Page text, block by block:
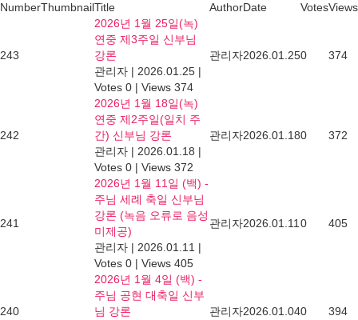
NumberThumbnailTitle AuthorDate VotesViews
243
2026년 1월 25일(녹)
연중 제3주일 신부님
강론
관리자 | 2026.01.25 |
Votes 0 | Views 374
관리자2026.01.250 374
242
2026년 1월 18일(녹)
연중 제2주일(일치 주
간) 신부님 강론
관리자 | 2026.01.18 |
Votes 0 | Views 372
관리자2026.01.180 372
241
2026년 1월 11일 (백) -
주님 세례 축일 신부님
강론 (녹음 오류로 음성
미제공)
관리자 | 2026.01.11 |
Votes 0 | Views 405
관리자2026.01.11 0 405
240
2026년 1월 4일 (백) -
주님 공현 대축일 신부
님 강론
관리자2026.01.040 394